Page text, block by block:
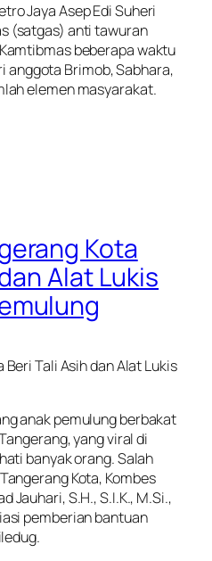
Jaya Asep Edi Suheri
(satgas) anti tawuran
beberapa waktu
anggota Brimob, Sabhara,
elemen masyarakat.
Kota
Alat Lukis
Beri Tali Asih dan Alat Lukis
anak pemulung berbakat
yang viral di
banyak orang. Salah
Kota, Kombes
Jauhari, S.H., S.I.K., M.Si.,
pemberian bantuan